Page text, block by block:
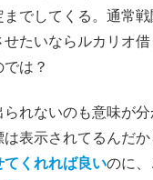
でしてくる。通常
せたいならルカリオ
は？
れないのも意味が
表示されてるんだか
てくれれば良いのに